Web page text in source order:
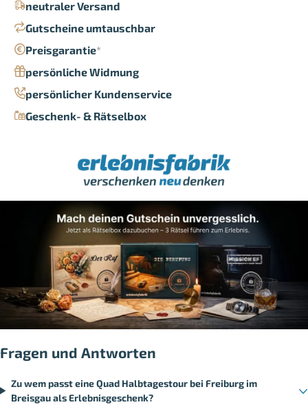
neutraler Versand
Gutscheine umtauschbar
Preisgarantie*
persönliche Widmung
persönlicher Kundenservice
Geschenk- & Rätselbox
Fragen und Antworten
Zu wem passt eine Quad Halbtagestour bei Freiburg im
Breisgau als Erlebnisgeschenk?